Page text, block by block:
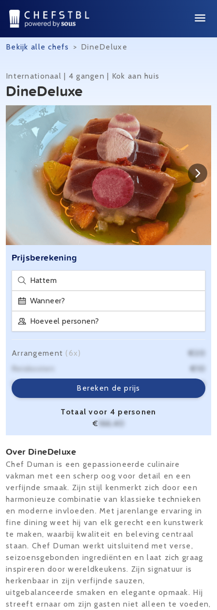
Bekijk alle chefs > DineDeluxe
Internationaal | 4 gangen | Kok aan huis
DineDeluxe
Prijsberekening
Hattem
Wanneer?
Hoeveel personen?
Bereken de prijs
Arrangement (6x)
€20
Reiskosten
€10
Servicekosten
€6,40
Totaal voor 4 personen
€ 166,40
Over DineDeluxe
Chef Duman is een gepassioneerde culinaire
vakman met een scherp oog voor detail en een
verfijnde smaak. Zijn stijl kenmerkt zich door een
harmonieuze combinatie van klassieke technieken
en moderne invloeden. Met jarenlange ervaring in
fine dining weet hij van elk gerecht een kunstwerk
te maken, waarbij kwaliteit en beleving centraal
staan. Chef Duman werkt uitsluitend met verse,
seizoensgebonden ingrediënten en laat zich graag
inspireren door wereldkeukens. Zijn signatuur is
herkenbaar in zijn verfijnde sauzen,
uitgebalanceerde smaken en elegante opmaak. Hij
streeft ernaar om zijn gasten niet alleen te voeden,